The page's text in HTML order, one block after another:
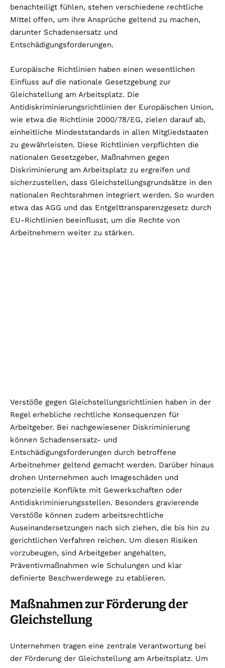
benachteiligt fühlen, stehen verschiedene rechtliche
Mittel offen, um ihre Ansprüche geltend zu machen,
darunter Schadensersatz und
Entschädigungsforderungen.
Europäische Richtlinien haben einen wesentlichen
Einfluss auf die nationale Gesetzgebung zur
Gleichstellung am Arbeitsplatz. Die
Antidiskriminierungsrichtlinien der Europäischen Union,
wie etwa die Richtlinie 2000/78/EG, zielen darauf ab,
einheitliche Mindeststandards in allen Mitgliedstaaten
zu gewährleisten. Diese Richtlinien verpflichten die
nationalen Gesetzgeber, Maßnahmen gegen
Diskriminierung am Arbeitsplatz zu ergreifen und
sicherzustellen, dass Gleichstellungsgrundsätze in den
nationalen Rechtsrahmen integriert werden. So wurden
etwa das AGG und das Entgelttransparenzgesetz durch
EU-Richtlinien beeinflusst, um die Rechte von
Arbeitnehmern weiter zu stärken.
Verstöße gegen Gleichstellungsrichtlinien haben in der
Regel erhebliche rechtliche Konsequenzen für
Arbeitgeber. Bei nachgewiesener Diskriminierung
können Schadensersatz- und
Entschädigungsforderungen durch betroffene
Arbeitnehmer geltend gemacht werden. Darüber hinaus
drohen Unternehmen auch Imageschäden und
potenzielle Konflikte mit Gewerkschaften oder
Antidiskriminierungsstellen. Besonders gravierende
Verstöße können zudem arbeitsrechtliche
Auseinandersetzungen nach sich ziehen, die bis hin zu
gerichtlichen Verfahren reichen. Um diesen Risiken
vorzubeugen, sind Arbeitgeber angehalten,
Präventivmaßnahmen wie Schulungen und klar
definierte Beschwerdewege zu etablieren.
Maßnahmen zur Förderung der
Gleichstellung
Unternehmen tragen eine zentrale Verantwortung bei
der Förderung der Gleichstellung am Arbeitsplatz. Um